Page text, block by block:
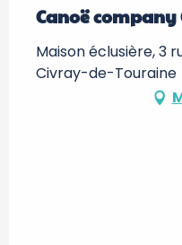
Canoë company
Maison éclusière, 3
Civray-de-Touraine